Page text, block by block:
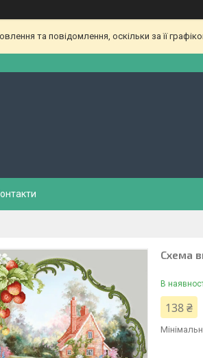
та повідомлення, оскільки за її
Схема
В
138 ₴